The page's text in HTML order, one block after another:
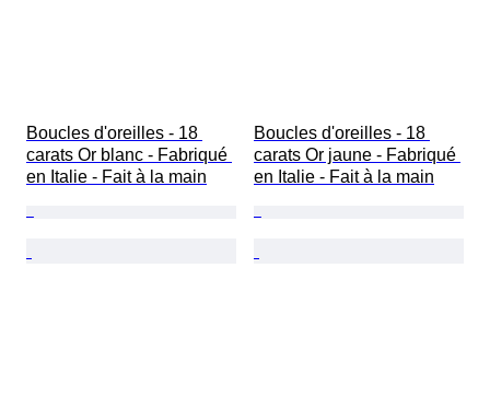
Boucles d'oreilles - 18
carats Or blanc - Fabriqué
en Italie - Fait à la main
Boucles d'oreilles - 18
carats Or jaune - Fabriqué
en Italie - Fait à la main